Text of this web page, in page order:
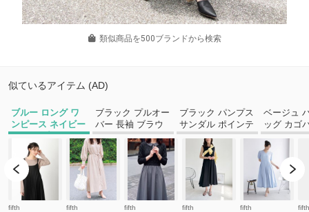
類似商品を500ブランドから検索